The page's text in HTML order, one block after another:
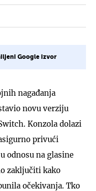
Google izvor
nagađanja
novu verziju
Konzola dolazi
privući
odnosu na glasine
zaključiti kako
očekivanja. Tko